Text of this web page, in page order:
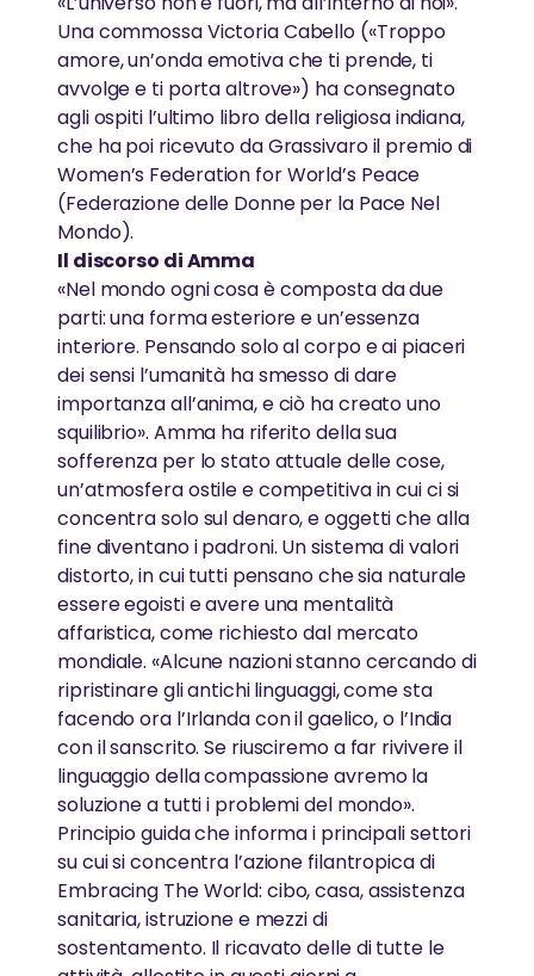
Una commossa Victoria Cabello («Troppo
amore, un’onda emotiva che ti prende, ti
avvolge e ti porta altrove») ha consegnato
agli ospiti l’ultimo libro della religiosa indiana,
che ha poi ricevuto da Grassivaro il premio di
Women’s Federation for World’s Peace
(Federazione delle Donne per la Pace Nel
Mondo).
Il discorso di Amma
«Nel mondo ogni cosa è composta da due
parti: una forma esteriore e un’essenza
interiore. Pensando solo al corpo e ai piaceri
dei sensi l’umanità ha smesso di dare
importanza all’anima, e ciò ha creato uno
squilibrio». Amma ha riferito della sua
sofferenza per lo stato attuale delle cose,
un’atmosfera ostile e competitiva in cui ci si
concentra solo sul denaro, e oggetti che alla
fine diventano i padroni. Un sistema di valori
distorto, in cui tutti pensano che sia naturale
essere egoisti e avere una mentalità
affaristica, come richiesto dal mercato
mondiale. «Alcune nazioni stanno cercando di
ripristinare gli antichi linguaggi, come sta
facendo ora l’Irlanda con il gaelico, o l’India
con il sanscrito. Se riusciremo a far rivivere il
linguaggio della compassione avremo la
soluzione a tutti i problemi del mondo».
Principio guida che informa i principali settori
su cui si concentra l’azione filantropica di
Embracing The World: cibo, casa, assistenza
sanitaria, istruzione e mezzi di
sostentamento. Il ricavato delle di tutte le